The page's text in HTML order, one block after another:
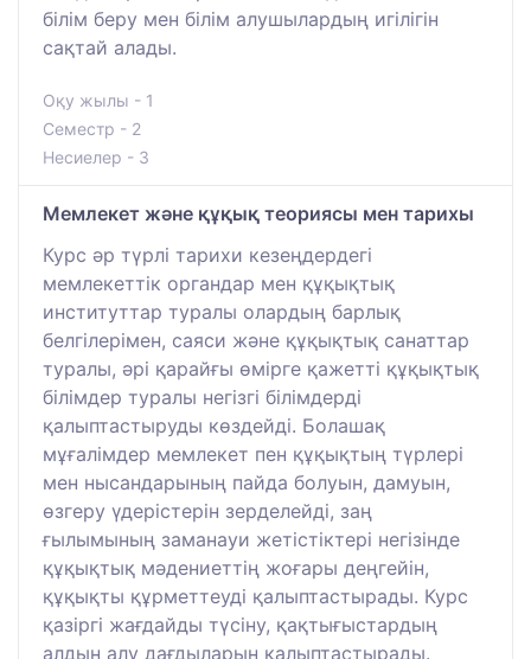
білім беру мен білім алушылардың игілігін
сақтай алады.
Оқу жылы - 1
Семестр - 2
Несиелер - 3
Мемлекет және құқық теориясы мен тарихы
Курс әр түрлі тарихи кезеңдердегі
мемлекеттік органдар мен құқықтық
институттар туралы олардың барлық
белгілерімен, саяси және құқықтық санаттар
туралы, әрі қарайғы өмірге қажетті құқықтық
білімдер туралы негізгі білімдерді
қалыптастыруды көздейді. Болашақ
мұғалімдер мемлекет пен құқықтың түрлері
мен нысандарының пайда болуын, дамуын,
өзгеру үдерістерін зерделейді, заң
ғылымының заманауи жетістіктері негізінде
құқықтық мәдениеттің жоғары деңгейін,
құқықты құрметтеуді қалыптастырады. Курс
қазіргі жағдайды түсіну, қақтығыстардың
алдын алу дағдыларын қалыптастырады.